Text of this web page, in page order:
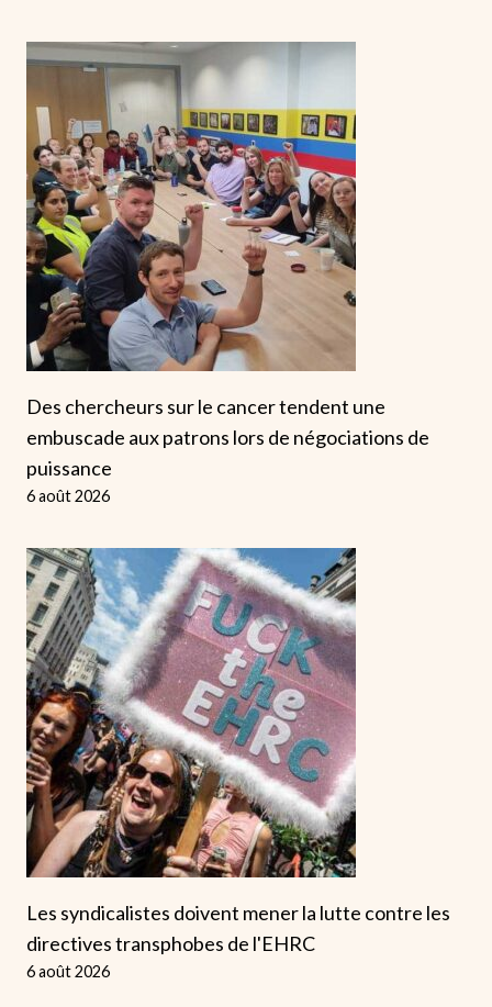
Des chercheurs sur le cancer tendent une
embuscade aux patrons lors de négociations de
puissance
6 août 2026
Les syndicalistes doivent mener la lutte contre les
directives transphobes de l'EHRC
6 août 2026